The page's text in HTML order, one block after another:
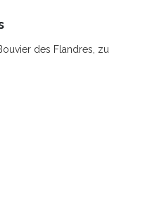
des Flandres, zu